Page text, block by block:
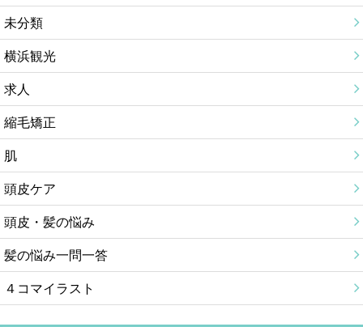
未分類
横浜観光
求人
縮毛矯正
肌
頭皮ケア
頭皮・髪の悩み
髪の悩み一問一答
４コマイラスト